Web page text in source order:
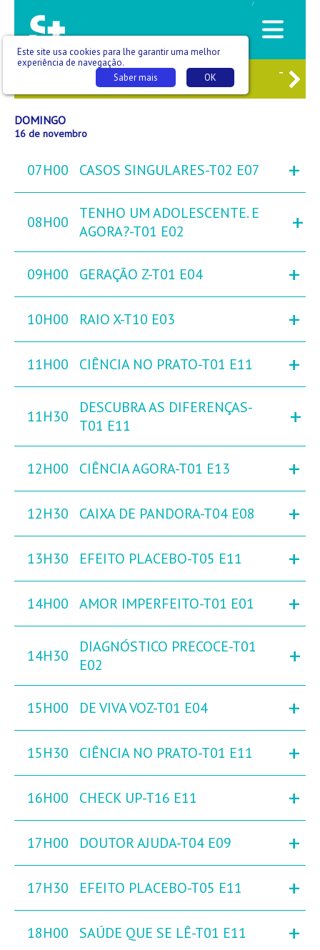
/
DOM16 SEG 17 TER
DOMINGO
16 de novembro
07H00 CASOS SINGULARES-T02 E07 +
08H00
TENHO UM ADOLESCENTE. E
AGORA?-T01 E02
+
09H00 GERAÇÃO Z-T01 E04 +
10H00 RAIO X-T10 E03 +
11H00 CIÊNCIA NO PRATO-T01 E11 +
11H30
DESCUBRA AS DIFERENÇAS-
T01 E11
+
12H00 CIÊNCIA AGORA-T01 E13 +
12H30 CAIXA DE PANDORA-T04 E08 +
13H30 EFEITO PLACEBO-T05 E11 +
14H00 AMOR IMPERFEITO-T01 E01 +
14H30
DIAGNÓSTICO PRECOCE-T01
E02
+
15H00 DE VIVA VOZ-T01 E04 +
15H30 CIÊNCIA NO PRATO-T01 E11 +
16H00 CHECK UP-T16 E11 +
17H00 DOUTOR AJUDA-T04 E09 +
17H30 EFEITO PLACEBO-T05 E11 +
18H00 SAÚDE QUE SE LÊ-T01 E11 +
Este site usa cookies para lhe garantir uma melhor
experiência de navegação.
OK
Saber mais